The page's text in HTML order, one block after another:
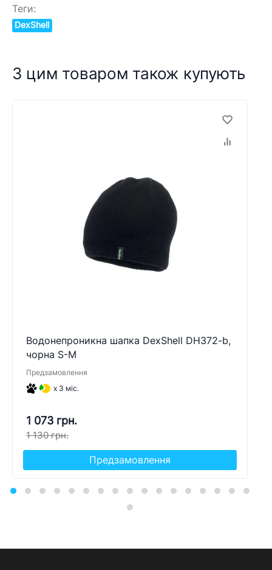
Теги:
DexShell
З цим товаром також купують
Водонепроникна шапка DexShell DH372-b,
чорна S-M
Предзамовлення
x 3 міс.
1 073 грн.
1 130 грн.
Предзамовлення